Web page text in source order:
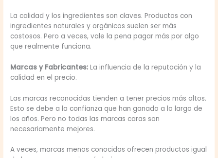
La calidad y los ingredientes son claves. Productos con
ingredientes naturales y orgánicos suelen ser más
costosos. Pero a veces, vale la pena pagar más por algo
que realmente funciona.
Marcas y Fabricantes: La influencia de la reputación y la
calidad en el precio.
Las marcas reconocidas tienden a tener precios más altos.
Esto se debe a la confianza que han ganado a lo largo de
los años. Pero no todas las marcas caras son
necesariamente mejores.
A veces, marcas menos conocidas ofrecen productos igual